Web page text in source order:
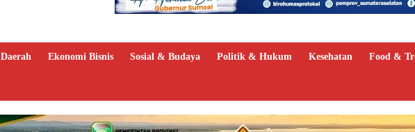
Daerah Ekonomi Bisnis Sosial & Budaya Politik & Hukum Kesehatan Food &